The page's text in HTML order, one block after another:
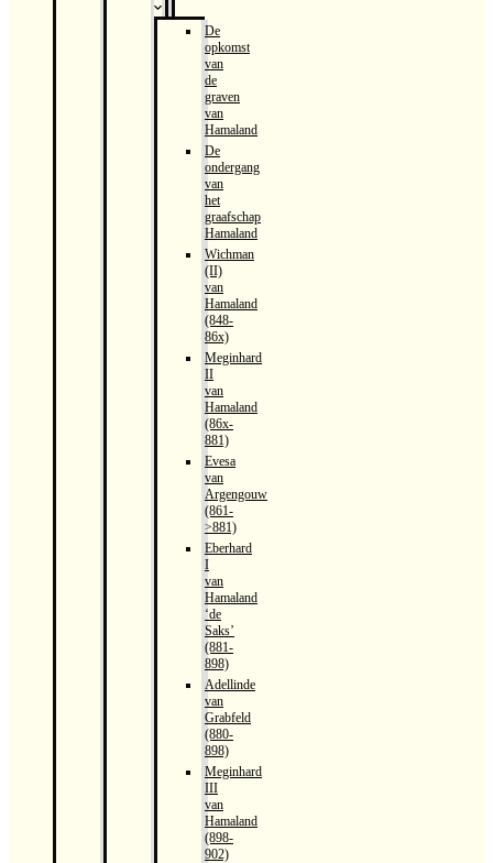
De
opkomst
van
de
graven
van
Hamaland
De
ondergang
van
het
graafschap
Hamaland
Wichman
(II)
van
Hamaland
(848-
86x)
Meginhard
II
van
Hamaland
(86x-
881)
Evesa
van
Argengouw
(861-
>881)
Eberhard
I
van
Hamaland
‘de
Saks’
(881-
898)
Adellinde
van
Grabfeld
(880-
898)
Meginhard
III
van
Hamaland
(898-
902)